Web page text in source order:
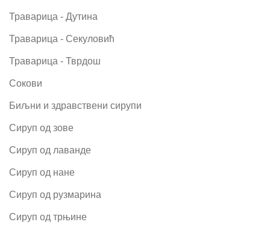
Траварица - Дутина
Траварица - Секуловић
Траварица - Тврдош
Сокови
Биљни и здравствени сирупи
Сируп од зове
Сируп од лаванде
Сируп од нане
Сируп од рузмарина
Сируп од трњине